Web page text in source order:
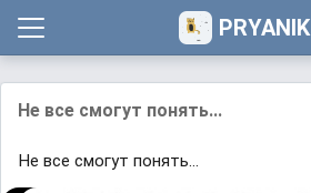
PRYANIK
He ʙcе смᴏгут пoнᴙть...
He ʙcе смᴏгут пoнᴙть...